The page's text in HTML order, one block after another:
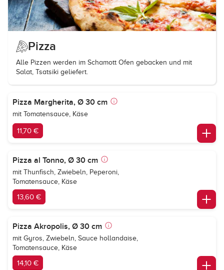
Pizza
Alle Pizzen werden im Schamott Ofen gebacken und mit
Salat, Tsatsiki geliefert.
Pizza Margherita, Ø 30 cm
mit Tomatensauce, Käse
11,70 €
Pizza al Tonno, Ø 30 cm
mit Thunfisch, Zwiebeln, Peperoni,
Tomatensauce, Käse
13,60 €
Pizza Akropolis, Ø 30 cm
mit Gyros, Zwiebeln, Sauce hollandaise,
Tomatensauce, Käse
14,10 €